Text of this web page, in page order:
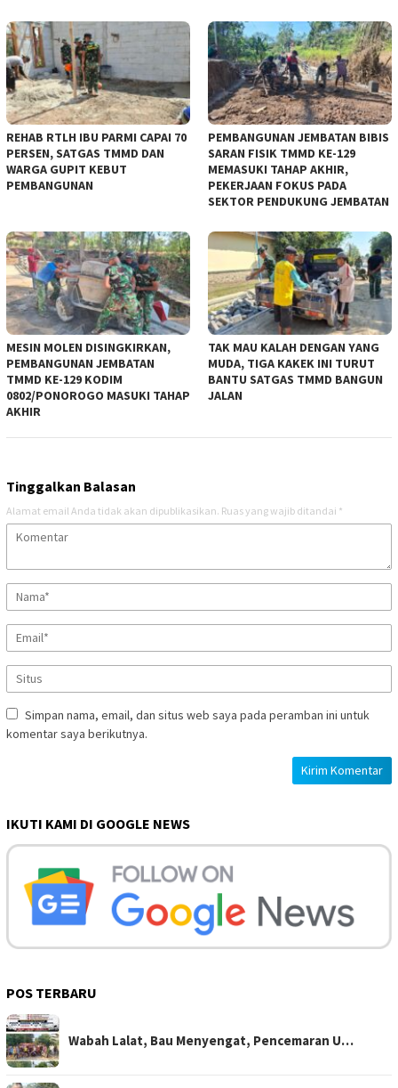
REHAB RTLH IBU PARMI CAPAI 70
PERSEN, SATGAS TMMD DAN
WARGA GUPIT KEBUT
PEMBANGUNAN
PEMBANGUNAN JEMBATAN BIBIS
SARAN FISIK TMMD KE-129
MEMASUKI TAHAP AKHIR,
PEKERJAAN FOKUS PADA
SEKTOR PENDUKUNG JEMBATAN
MESIN MOLEN DISINGKIRKAN,
PEMBANGUNAN JEMBATAN
TMMD KE-129 KODIM
0802/PONOROGO MASUKI TAHAP
AKHIR
TAK MAU KALAH DENGAN YANG
MUDA, TIGA KAKEK INI TURUT
BANTU SATGAS TMMD BANGUN
JALAN
Tinggalkan Balasan
Alamat email Anda tidak akan dipublikasikan. Ruas yang wajib ditandai *
Simpan nama, email, dan situs web saya pada peramban ini untuk
komentar saya berikutnya.
IKUTI KAMI DI GOOGLE NEWS
POS TERBARU
Wabah Lalat, Bau Menyengat, Pencemaran U…